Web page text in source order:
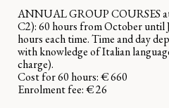
ANNUAL GROUP COURSES
C2): 60 hours from October until
hours each time. Time and day
with knowledge of Italian
charge).
Cost for 60 hours: € 660
Enrolment fee: € 26